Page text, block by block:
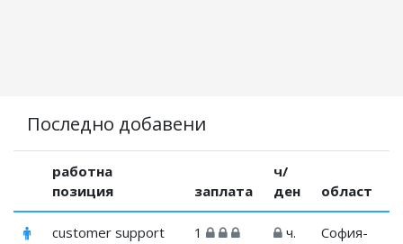
Последно добавени
работна
позиция
заплата
ч/
ден
област
customer support
1
ч.
София-